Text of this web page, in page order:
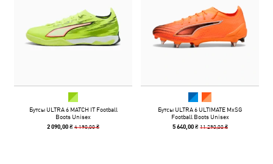
Бутсы ULTRA 6 MATCH IT Football
Boots Unisex
2 090,00 ₴4 190,00 ₴
Бутсы ULTRA 6 ULTIMATE MxSG
Football Boots Unisex
5 640,00 ₴ 11 290,00 ₴